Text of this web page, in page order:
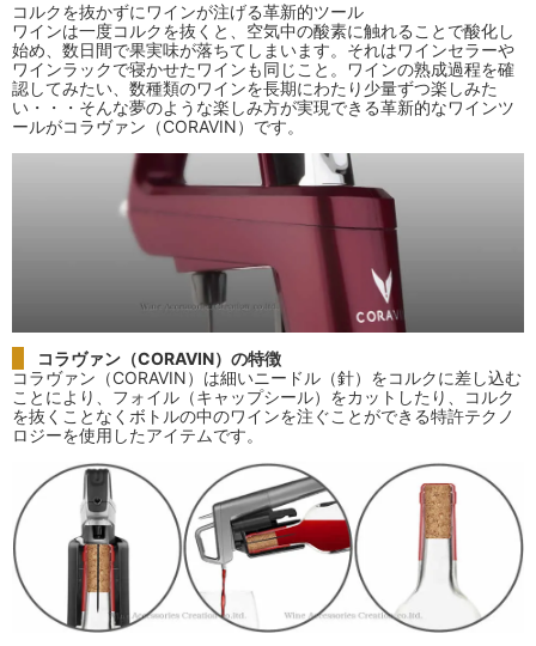
コルクを抜かずにワインが注げる革新的ツール
ワインは一度コルクを抜くと、空気中の酸素に触れることで酸化し
始め、数日間で果実味が落ちてしまいます。それはワインセラーや
ワインラックで寝かせたワインも同じこと。ワインの熟成過程を確
認してみたい、数種類のワインを長期にわたり少量ずつ楽しみた
い・・・そんな夢のような楽しみ方が実現できる革新的なワインツ
ールがコラヴァン（CORAVIN）です。
コラヴァン（CORAVIN）の特徴
コラヴァン（CORAVIN）は細いニードル（針）をコルクに差し込む
ことにより、フォイル（キャップシール）をカットしたり、コルク
を抜くことなくボトルの中のワインを注ぐことができる特許テクノ
ロジーを使用したアイテムです。